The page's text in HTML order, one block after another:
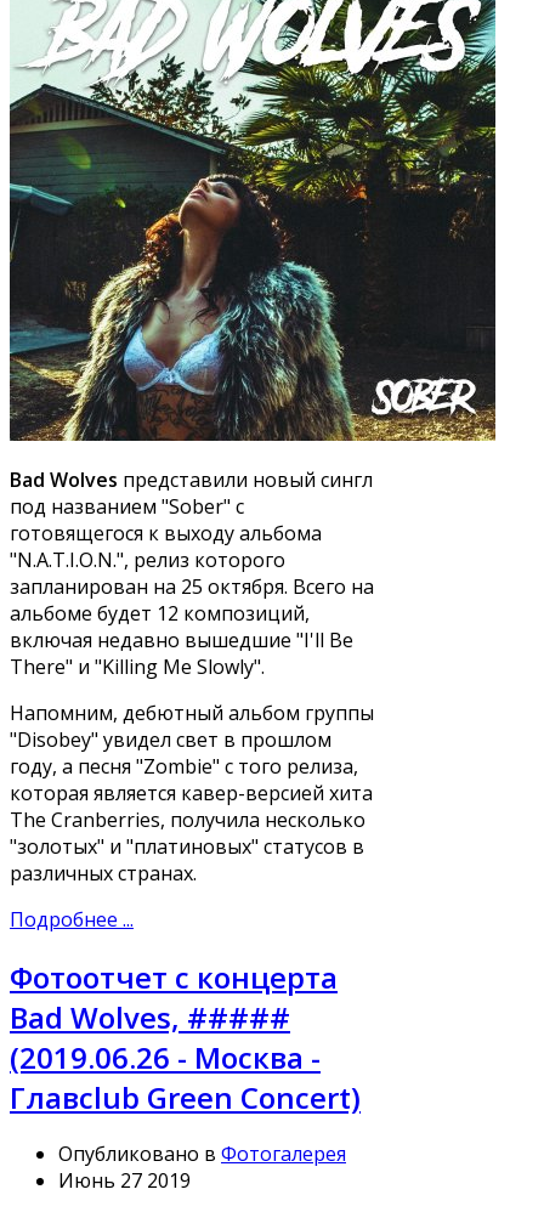
Bad Wolves представили новый сингл
под названием "Sober" с
готовящегося к выходу альбома
"N.A.T.I.O.N.", релиз которого
запланирован на 25 октября. Всего на
альбоме будет 12 композиций,
включая недавно вышедшие "I'll Be
There" и "Killing Me Slowly".
Напомним, дебютный альбом группы
"Disobey" увидел свет в прошлом
году, а песня "Zombie" с того релиза,
которая является кавер-версией хита
The Cranberries, получила несколько
"золотых" и "платиновых" статусов в
различных странах.
Подробнее ...
Фотоотчет с концерта
Bad Wolves, #####
(2019.06.26 - Москва -
Главclub Green Concert)
Опубликовано в Фотогалерея
Июнь 27 2019